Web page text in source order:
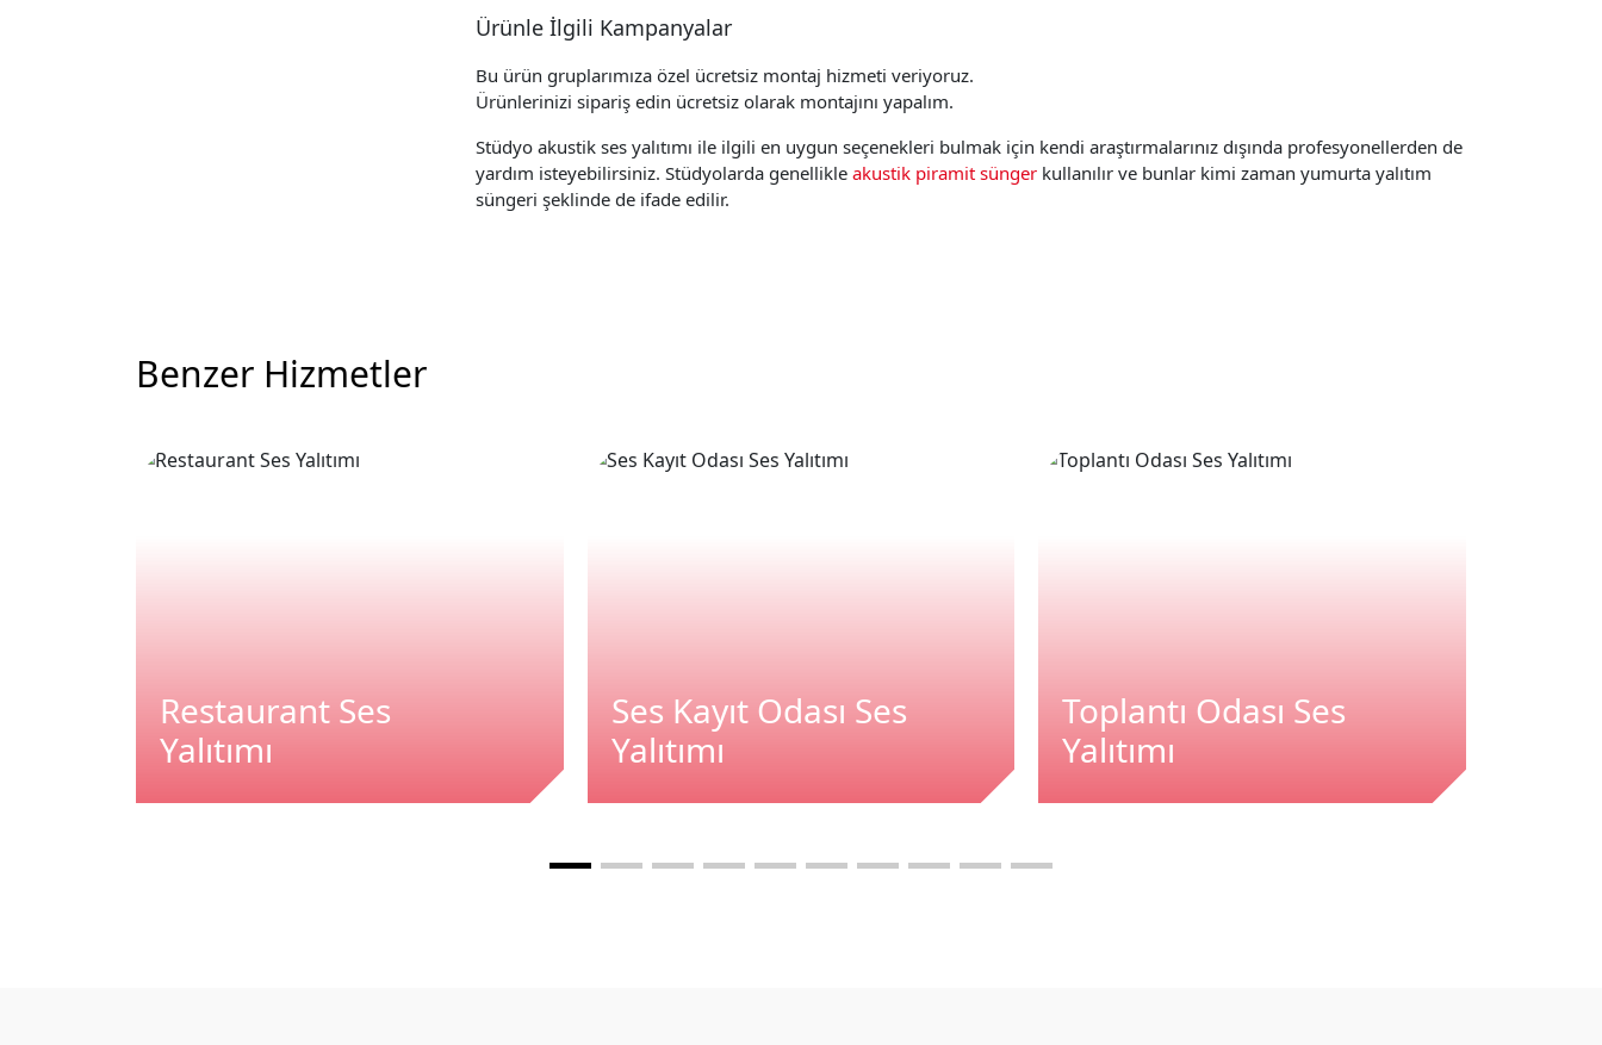
Ürünle İlgili Kampanyalar
Bu ürün gruplarımıza özel ücretsiz montaj hizmeti veriyoruz.
Ürünlerinizi sipariş edin ücretsiz olarak montajını yapalım.
Stüdyo akustik ses yalıtımı ile ilgili en uygun seçenekleri bulmak için kendi araştırmalarınız dışında profesyonellerden de
yardım isteyebilirsiniz. Stüdyolarda genellikle akustik piramit sünger kullanılır ve bunlar kimi zaman yumurta yalıtım
süngeri şeklinde de ifade edilir.
Benzer Hizmetler
Restaurant Ses
Yalıtımı
Ses Kayıt Odası Ses
Yalıtımı
Toplantı Odası Ses
Yalıtımı